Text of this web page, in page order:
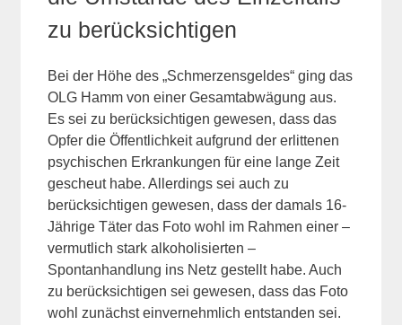
zu berücksichtigen
Bei der Höhe des „Schmerzensgeldes“ ging das
OLG Hamm von einer Gesamtabwägung aus.
Es sei zu berücksichtigen gewesen, dass das
Opfer die Öffentlichkeit aufgrund der erlittenen
psychischen Erkrankungen für eine lange Zeit
gescheut habe. Allerdings sei auch zu
berücksichtigen gewesen, dass der damals 16-
Jährige Täter das Foto wohl im Rahmen einer –
vermutlich stark alkoholisierten –
Spontanhandlung ins Netz gestellt habe. Auch
zu berücksichtigen sei gewesen, dass das Foto
wohl zunächst einvernehmlich entstanden sei.